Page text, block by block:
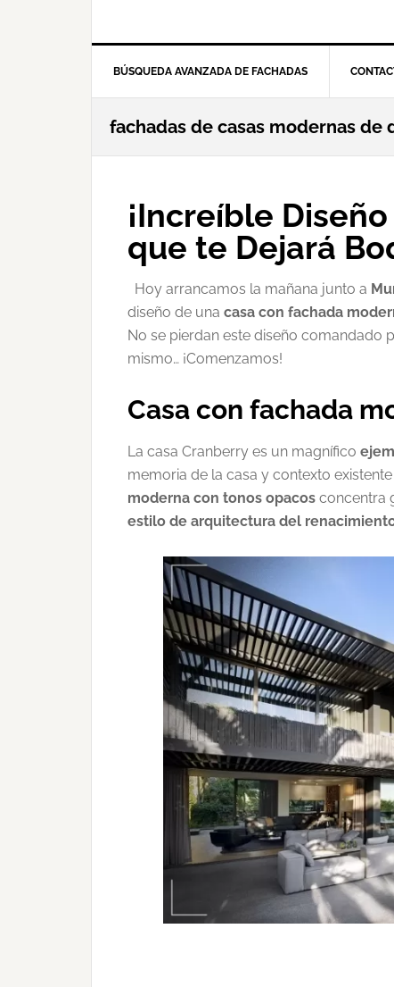
BÚSQUEDA AVANZADA DE FACHADAS
fachadas de casas modernas de
¡Increíble
que te Dejará
Hoy arrancamos la mañana junto a
diseño de una casa con fachada
No se pierdan este diseño comandado
mismo… ¡Comenzamos!
Casa con fachada
La casa Cranberry es un magnífico
memoria de la casa y contexto
moderna con tonos opacos concentra
estilo de arquitectura del